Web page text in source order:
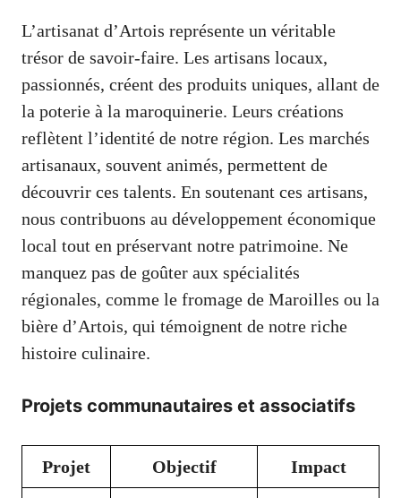
L’artisanat d’Artois représente un véritable
trésor de savoir-faire. Les artisans locaux,
passionnés, créent des produits uniques, allant de
la poterie à la maroquinerie. Leurs créations
reflètent l’identité de notre région. Les marchés
artisanaux, souvent animés, permettent de
découvrir ces talents. En soutenant ces artisans,
nous contribuons au développement économique
local tout en préservant notre patrimoine. Ne
manquez pas de goûter aux spécialités
régionales, comme le fromage de Maroilles ou la
bière d’Artois, qui témoignent de notre riche
histoire culinaire.
Projets communautaires et associatifs
Projet Objectif Impact